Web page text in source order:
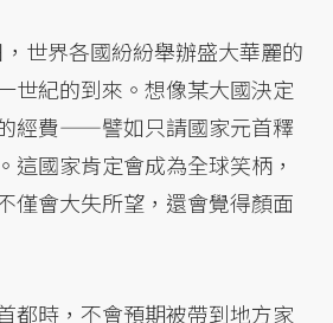
世界各國紛紛舉辦盛大華麗的
世紀的到來。想像某大國決定
經費——譬如只請國家元首釋
這國家肯定會成為全球笑柄，
僅會大失所望，還會覺得顏面
都時，不會預期被帶到地方家